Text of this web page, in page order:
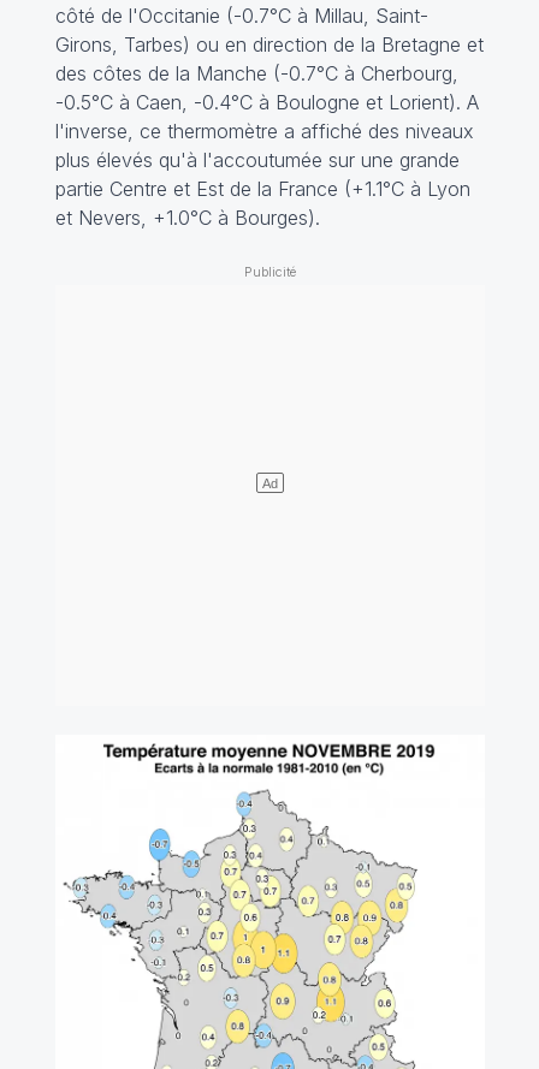
côté de l'Occitanie (-0.7°C à Millau, Saint-
Girons, Tarbes) ou en direction de la Bretagne et
des côtes de la Manche (-0.7°C à Cherbourg,
-0.5°C à Caen, -0.4°C à Boulogne et Lorient). A
l'inverse, ce thermomètre a affiché des niveaux
plus élevés qu'à l'accoutumée sur une grande
partie Centre et Est de la France (+1.1°C à Lyon
et Nevers, +1.0°C à Bourges).